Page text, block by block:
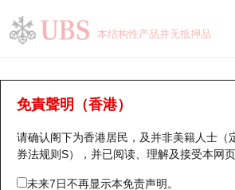
本结构性产品并无抵押品
免責聲明（香港）
请确认阁下为香港居民，及并非美籍人士（
券法规则S），并已阅读、理解及接受本网
未来7日不再显示本免责声明。
牛熊证投资者教育 - 牛熊
牛熊证知多啲
瑞银认股证一览
新发行瑞银认股证
即将到期认股证
街货统计
比较
牛熊全景快搜
牛熊证搜寻
牛熊证街货分布图
街货统计
比较
十大升幅/跌幅
十大认股证成交分布
十天股证占大市成交
正股分析仪
二十大活跃股份
恒指成份股
持股比重
显示所有持股比重
每月轮证大市专题
轮证专栏
讲座及教育短片